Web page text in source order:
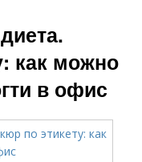
как можно
в офис